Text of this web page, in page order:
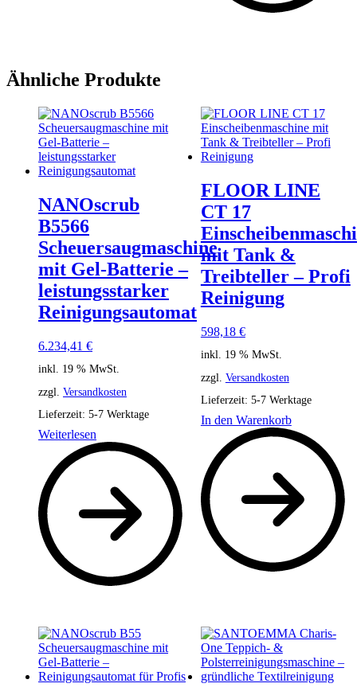
Ähnliche Produkte
NANOscrub
B5566
Scheuersaugmaschine
mit Gel-Batterie –
leistungsstarker
Reinigungsautomat
6.234,41 €
inkl. 19 % MwSt.
zzgl. Versandkosten
Lieferzeit: 5-7 Werktage
Weiterlesen
FLOOR LINE
CT 17
mit Tank &
Treibteller – Profi
Reinigung
598,18 €
inkl. 19 % MwSt.
zzgl. Versandkosten
Lieferzeit: 5-7 Werktage
In den Warenkorb